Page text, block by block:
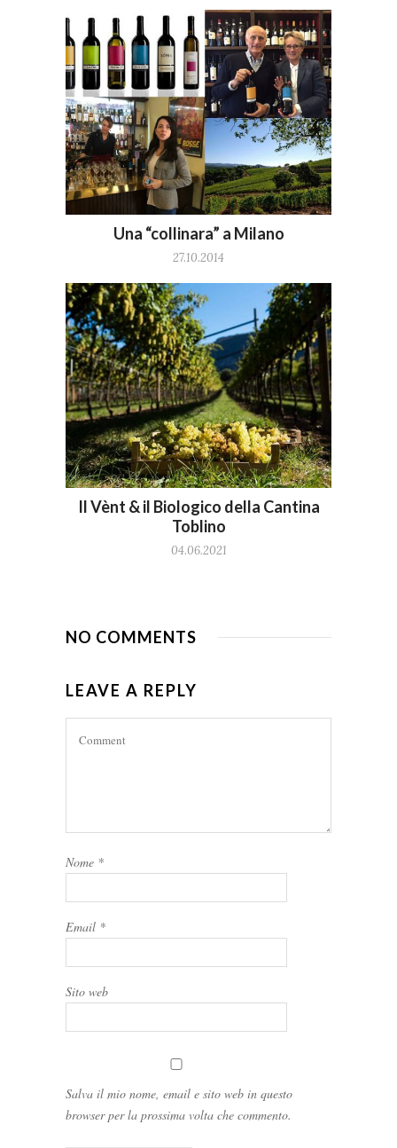
Una “collinara” a Milano
27.10.2014
Il Vènt & il Biologico della Cantina
Toblino
04.06.2021
NO COMMENTS
LEAVE A REPLY
Nome *
Email *
Sito web
Salva il mio nome, email e sito web in questo
browser per la prossima volta che commento.